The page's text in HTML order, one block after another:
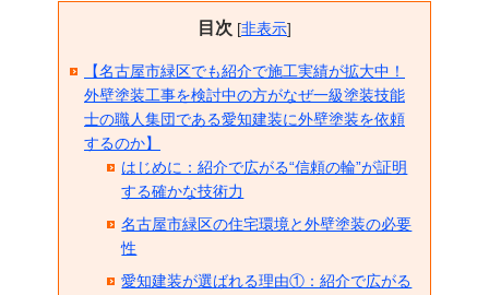
目次 [非表示]
【名古屋市緑区でも紹介で施工実績が拡大中！
外壁塗装工事を検討中の方がなぜ一級塗装技能
士の職人集団である愛知建装に外壁塗装を依頼
するのか】
はじめに：紹介で広がる“信頼の輪”が証明
する確かな技術力
名古屋市緑区の住宅環境と外壁塗装の必要
性
愛知建装が選ばれる理由①：紹介で広がる